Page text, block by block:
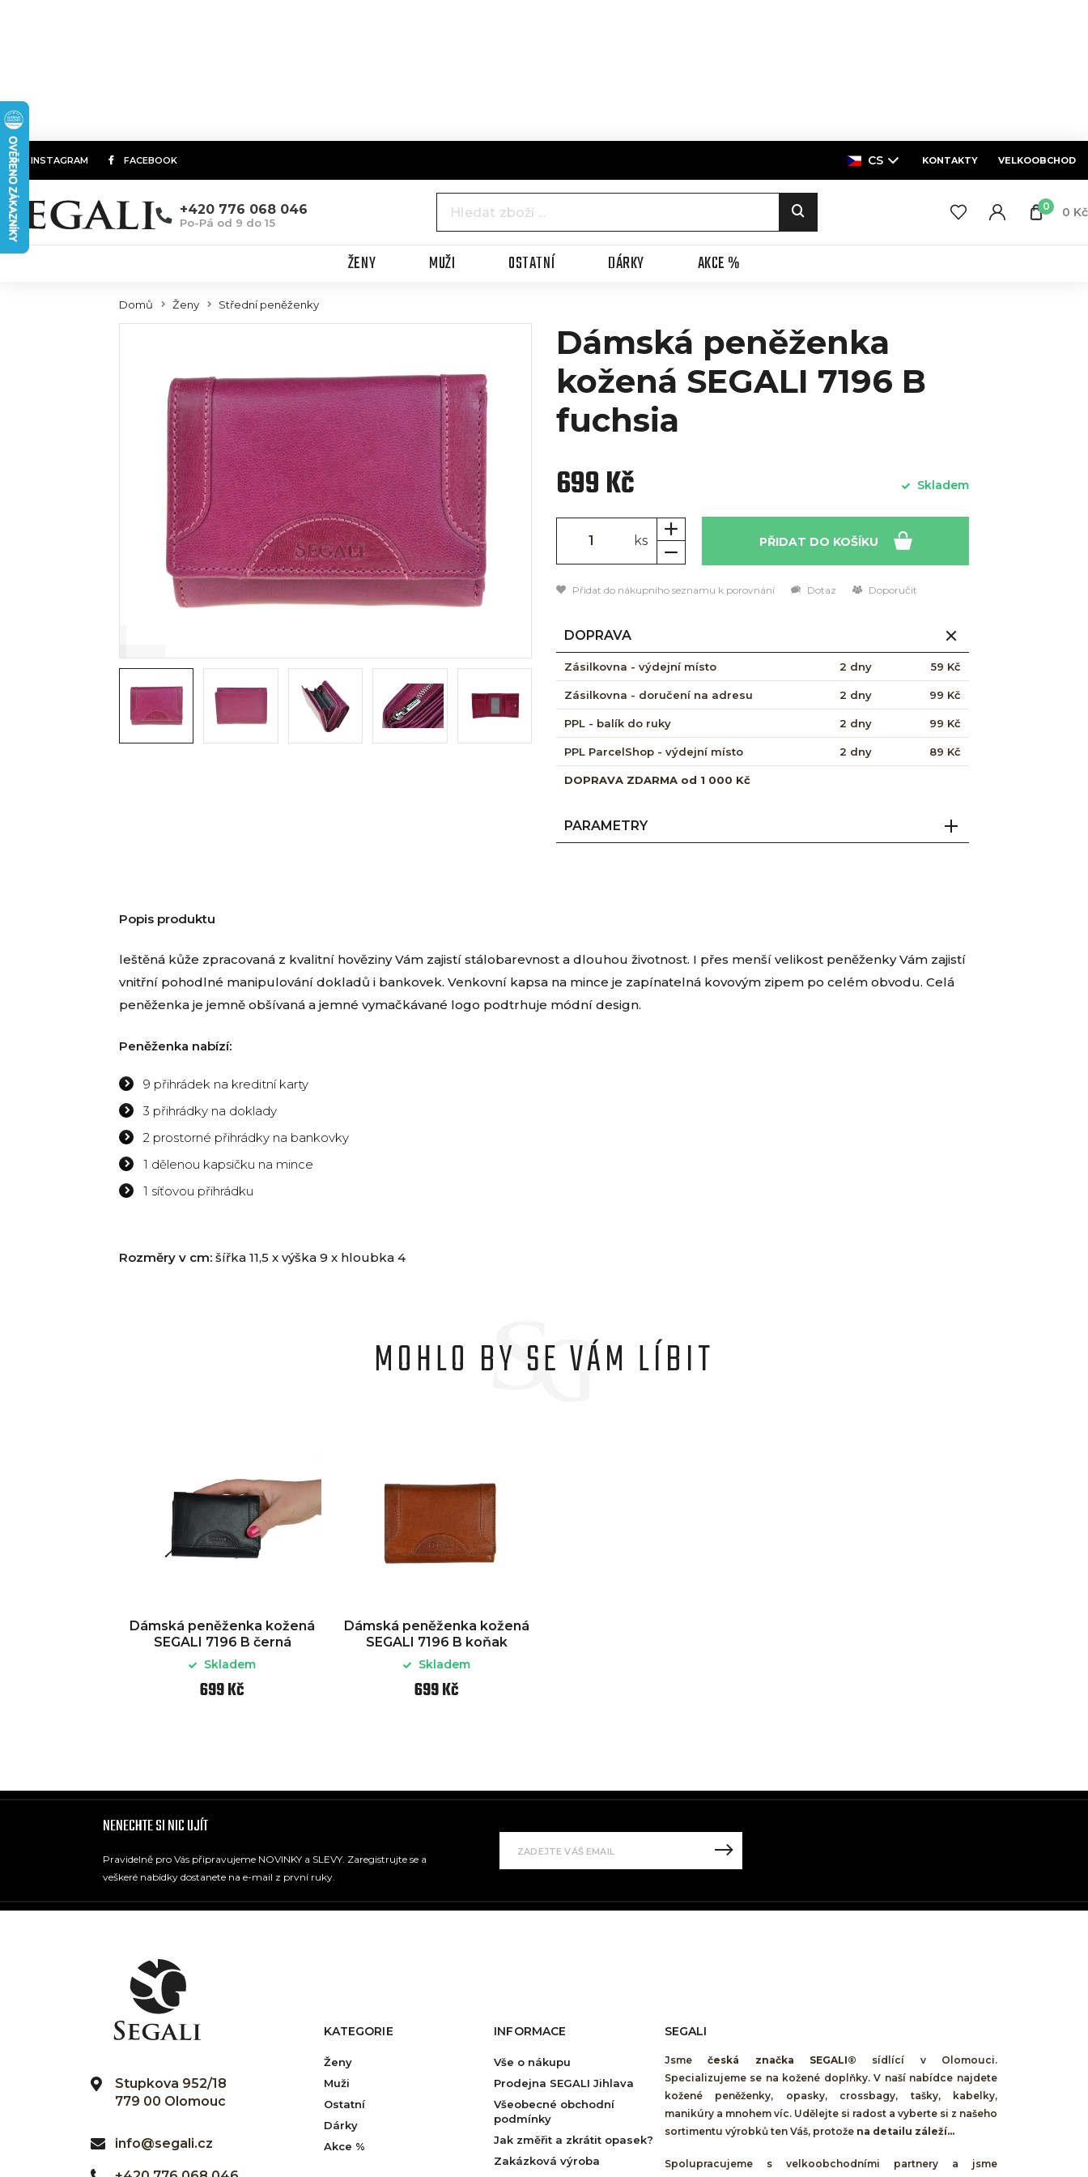
INSTAGRAM FACEBOOK CS KONTAKTY VELKOOBCHOD
+420 776 068 046
Po-Pá od 9 do 15
0 0 Kč
ŽENY MUŽI OSTATNÍ DÁRKY AKCE %
Domů Ženy Střední peněženky
Dámská peněženka
kožená SEGALI 7196 B
fuchsia
699 Kč Skladem
ks PŘIDAT DO KOŠÍKU
Přidat do nákupního seznamu k porovnání Dotaz Doporučit
DOPRAVA
Zásilkovna - výdejní místo 2 dny 59 Kč
Zásilkovna - doručení na adresu 2 dny 99 Kč
PPL - balík do ruky 2 dny 99 Kč
PPL ParcelShop - výdejní místo 2 dny 89 Kč
DOPRAVA ZDARMA od 1 000 Kč
PARAMETRY
Popis produktu
leštěná kůže zpracovaná z kvalitní hověziny Vám zajistí stálobarevnost a dlouhou životnost. I přes menší velikost peněženky Vám zajistí
vnitřní pohodlné manipulování dokladů i bankovek. Venkovní kapsa na mince je zapínatelná kovovým zipem po celém obvodu. Celá
peněženka je jemně obšívaná a jemné vymačkávané logo podtrhuje módní design.
Peněženka nabízí:
9 přihrádek na kreditní karty
3 přihrádky na doklady
2 prostorné přihrádky na bankovky
1 dělenou kapsičku na mince
1 síťovou přihrádku
Rozměry v cm: šířka 11,5 x výška 9 x hloubka 4
MOHLO BY SE VÁM LÍBIT
Dámská peněženka kožená
SEGALI 7196 B černá
Skladem
699 Kč
Dámská peněženka kožená
SEGALI 7196 B koňak
Skladem
699 Kč
NENECHTE SI NIC UJÍT
Pravidelně pro Vás připravujeme NOVINKY a SLEVY. Zaregistrujte se a
veškeré nabídky dostanete na e-mail z první ruky.
Stupkova 952/18
779 00 Olomouc
info@segali.cz
KATEGORIE
Ženy
Muži
Ostatní
Dárky
Akce %
INFORMACE
Vše o nákupu
Prodejna SEGALI Jihlava
Všeobecné obchodní
podmínky
Jak změřit a zkrátit opasek?
Zakázková výroba
SEGALI
Jsmečeská značka SEGALI® sídlící v Olomouci.
Specializujeme se na kožené doplňky. V naší nabídce najdete
kožené peněženky, opasky, crossbagy, tašky, kabelky,
manikúry a mnohem víc. Udělejte si radost a vyberte si z našeho
sortimentu výrobků ten Váš, protože na detailu záleží...
Spolupracujeme s velkoobchodními partnery a jsme